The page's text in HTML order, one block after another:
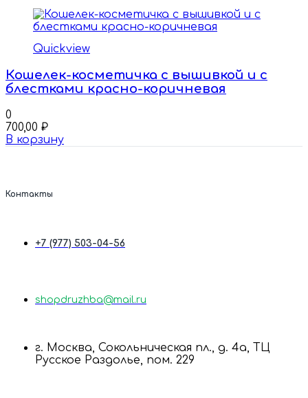
Quickview
Кошелек-косметичка с вышивкой и с
блестками красно-коричневая
0
700,00 ₽
В корзину
Контакты
+7 (977) 503-04-56
shopdruzhba@mail.ru
г. Москва, Сокольническая пл., д. 4а, ТЦ
Русское Раздолье, пом. 229